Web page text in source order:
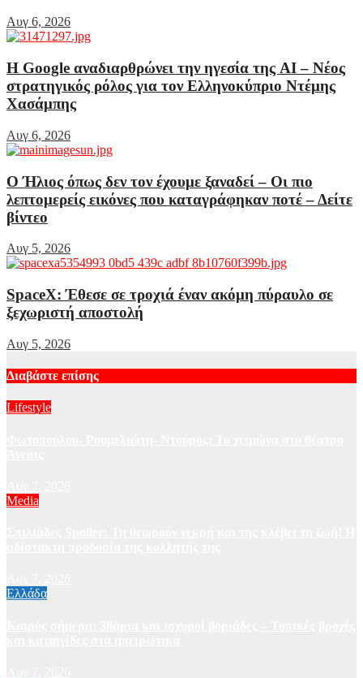
Αυγ 6, 2026
Η Google αναδιαρθρώνει την ηγεσία της AI – Νέος
στρατηγικός ρόλος για τον Ελληνοκύπριο Ντέμης
Χασάμπης
Αυγ 6, 2026
Ο Ήλιος όπως δεν τον έχουμε ξαναδεί – Οι πιο
λεπτομερείς εικόνες που καταγράφηκαν ποτέ – Δείτε
βίντεο
Αυγ 5, 2026
SpaceX: Έθεσε σε τροχιά έναν ακόμη πύραυλο σε
ξεχωριστή αποστολή
Αυγ 5, 2026
Διαβάστε επίσης
Lifestyle
Media
Ελλάδα